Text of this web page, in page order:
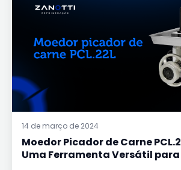
14 de março de 2024
Moedor Picador de Carne
Uma Ferramenta Versátil
CARNE
PCL.22L
METVISA:
VERSÁTIL
PARA
SUA
COZINHA